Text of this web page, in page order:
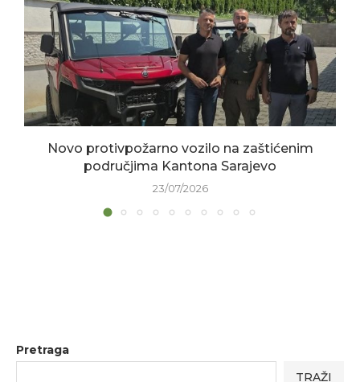
Novo protivpožarno vozilo na zaštićenim
područjima Kantona Sarajevo
23/07/2026
Pretraga
TRAŽI